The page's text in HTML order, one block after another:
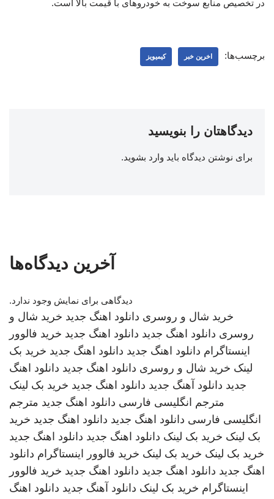
در تخصیص منابع سوخت به خودروهای با قیمت بالا است.
برچسب‌ها: اخرین خبر کیمیویز
دیدگاهتان را بنویسید
برای نوشتن دیدگاه باید وارد بشوید.
آخرین دیدگاه‌ها
دیدگاهی برای نمایش وجود ندارد.
خرید شال و روسری دانلود اهنگ جدید خرید شال و
روسری دانلود اهنگ جدید دانلود اهنگ جدید خرید فالوور
اینستاگرام دانلود اهنگ جدید دانلود اهنگ جدید خرید بک
لینک خرید شال و روسری دانلود اهنگ جدید دانلود اهنگ
جدید دانلود آهنگ جدید دانلود اهنگ جدید خرید بک لینک
مترجم انگلیسی فارسی دانلود اهنگ جدید مترجم
انگلیسی فارسی دانلود اهنگ جدید دانلود اهنگ جدید خرید
بک لینک خرید بک لینک دانلود اهنگ جدید دانلود اهنگ جدید
خرید بک لینک خرید بک لینک خرید فالوور اینستاگرام دانلود
اهنگ جدید دانلود اهنگ جدید دانلود اهنگ جدید خرید فالوور
اینستاگرام خرید بک لینک دانلود آهنگ جدید دانلود اهنگ